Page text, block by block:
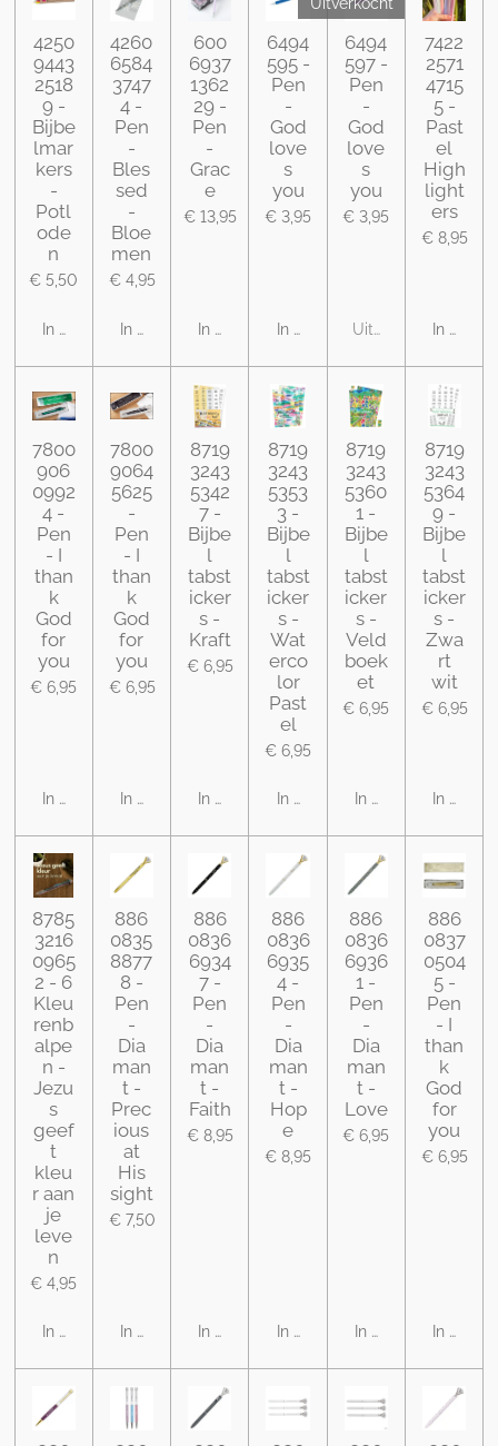
4250
9443
2518
9 -
Bijbe
lmar
kers
-
Potl
ode
n
€ 5,50
In winkelwagen
4260
6584
3747
4 -
Pen
-
Bles
sed
-
Bloe
men
€ 4,95
In winkelwagen
600
6937
1362
29 -
Pen
-
Grac
e
€ 13,95
In winkelwagen
6494
595 -
Pen
-
God
love
s
you
€ 3,95
In winkelwagen
Uitverkocht
6494
597 -
Pen
-
God
love
s
you
€ 3,95
Uitverkocht
7422
2571
4715
5 -
Past
el
High
light
ers
€ 8,95
In
7800
906
0992
4 -
Pen
- I
than
k
God
for
you
€ 6,95
In winkelwagen
7800
9064
5625
-
Pen
- I
than
k
God
for
you
€ 6,95
In winkelwagen
8719
3243
5342
7 -
Bijbe
l
tabst
icker
s -
Kraft
€ 6,95
In winkelwagen
8719
3243
5353
3 -
Bijbe
l
tabst
icker
s -
Wat
erco
lor
Past
el
€ 6,95
In winkelwagen
8719
3243
5360
1 -
Bijbe
l
tabst
icker
s -
Veld
boek
et
€ 6,95
In winkelwagen
8719
3243
5364
9 -
Bijbe
l
tabst
icker
s -
Zwa
rt
wit
€ 6,95
In
8785
3216
0965
2 - 6
Kleu
renb
alpe
n -
Jezu
s
geef
t
kleu
r aan
je
leve
n
€ 4,95
In winkelwagen
886
0835
8877
8 -
Pen
-
Dia
man
t -
Prec
ious
at
His
sight
€ 7,50
In winkelwagen
886
0836
6934
7 -
Pen
-
Dia
man
t -
Faith
€ 8,95
In winkelwagen
886
0836
6935
4 -
Pen
-
Dia
man
t -
Hop
e
€ 8,95
In winkelwagen
886
0836
6936
1 -
Pen
-
Dia
man
t -
Love
€ 6,95
In winkelwagen
886
0837
0504
5 -
Pen
- I
than
k
God
for
you
€ 6,95
In